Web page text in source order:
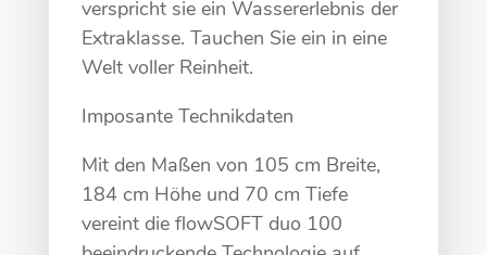
verspricht sie ein Wassererlebnis der
Extraklasse. Tauchen Sie ein in eine
Welt voller Reinheit.
Imposante Technikdaten
Mit den Maßen von 105 cm Breite,
184 cm Höhe und 70 cm Tiefe
vereint die flowSOFT duo 100